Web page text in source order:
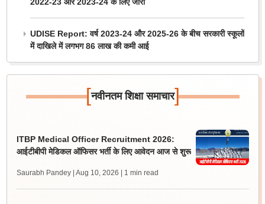
UDISE Report: वर्ष 2023-24 और 2025-26 के बीच सरकारी स्कूलों
में दाखिले में लगभग 86 लाख की कमी आई
[नवीनतम शिक्षा समाचार]
ITBP Medical Officer Recruitment 2026:
आईटीबीपी मेडिकल ऑफिसर भर्ती के लिए आवेदन आज से शुरू
Saurabh Pandey | Aug 10, 2026 | 1 min read